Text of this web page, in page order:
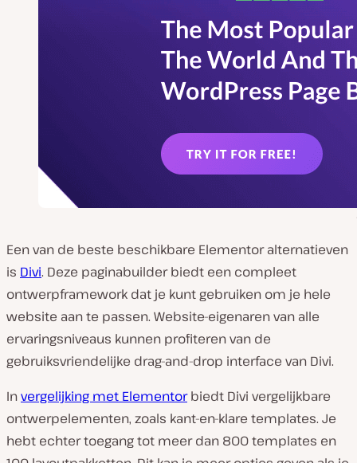
Een van de beste beschikbare Elementor alternatieven
is Divi. Deze paginabuilder biedt een compleet
ontwerpframework dat je kunt gebruiken om je hele
website aan te passen. Website-eigenaren van alle
ervaringsniveaus kunnen profiteren van de
gebruiksvriendelijke drag-and-drop interface van Divi.
Invergelijking met Elementorbiedt Divi vergelijkbare
ontwerpelementen, zoals kant-en-klare templates. Je
hebt echter toegang tot meer dan 800 templates en